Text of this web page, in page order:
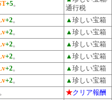
+5。
通行税
+2。 ▲ 珍しい宝箱
+2。 ▲ 珍しい宝箱
+2。 ▲ 珍しい宝箱
+2。 ▲ 珍しい宝箱
+2。 ▲ 珍しい宝箱
+2。 ▲ 珍しい宝箱
。 ★クリア報酬